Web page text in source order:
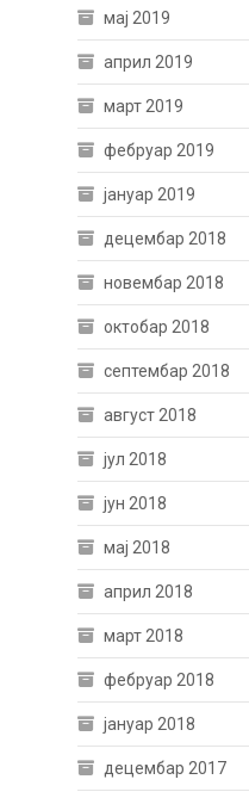
мај 2019
април 2019
март 2019
фебруар 2019
јануар 2019
децембар 2018
новембар 2018
октобар 2018
септембар 2018
август 2018
јул 2018
јун 2018
мај 2018
април 2018
март 2018
фебруар 2018
јануар 2018
децембар 2017